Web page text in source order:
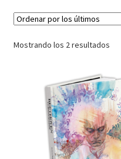
REVISTA BAO
CONTACTO
FINALIZAR COMPRA
Mostrando los 2 resultados